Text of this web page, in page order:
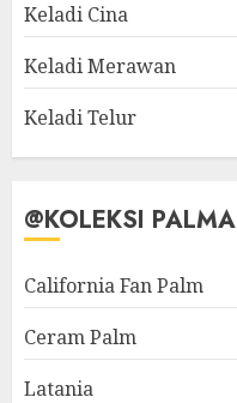
Keladi Cina
Keladi Merawan
Keladi Telur
@KOLEKSI PALMA
California Fan Palm
Ceram Palm
Latania